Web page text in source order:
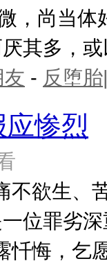
尚当体
其多，
友 - 反堕
应惨烈
不欲生、
罪劣深
忏悔，乞